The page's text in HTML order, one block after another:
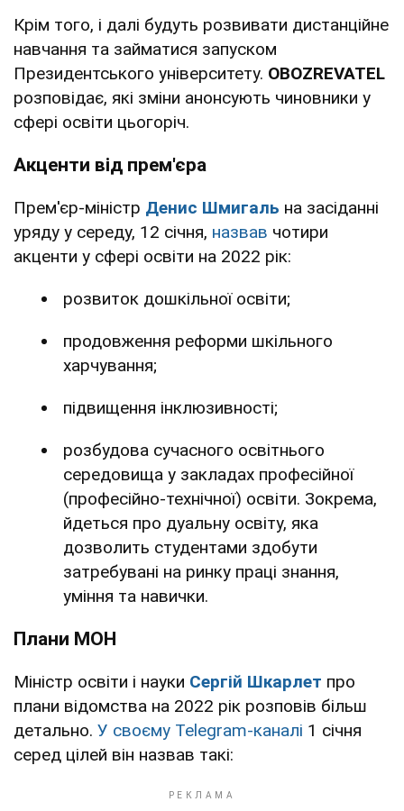
Крім того, і далі будуть розвивати дистанційне
навчання та займатися запуском
Президентського університету. OBOZREVATEL
розповідає, які зміни анонсують чиновники у
сфері освіти цьогоріч.
Акценти від прем'єра
Прем'єр-міністр Денис Шмигаль на засіданні
уряду у середу, 12 січня, назвав чотири
акценти у сфері освіти на 2022 рік:
розвиток дошкільної освіти;
продовження реформи шкільного
харчування;
підвищення інклюзивності;
розбудова сучасного освітнього
середовища у закладах професійної
(професійно-технічної) освіти. Зокрема,
йдеться про дуальну освіту, яка
дозволить студентами здобути
затребувані на ринку праці знання,
уміння та навички.
Плани МОН
Міністр освіти і науки Сергій Шкарлет про
плани відомства на 2022 рік розповів більш
детально. У своєму Telegram-каналі 1 січня
серед цілей він назвав такі: